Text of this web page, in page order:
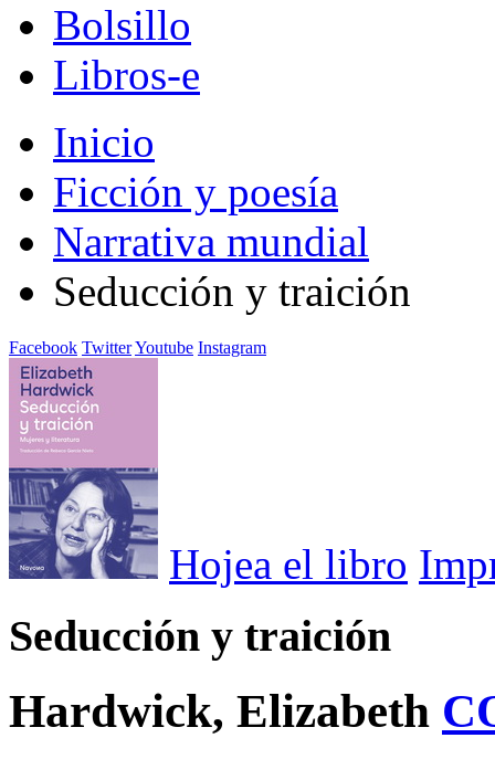
Bolsillo
Libros-e
Inicio
Ficción y poesía
Narrativa mundial
Seducción y traición
Facebook TwitterYoutube Instagram
Hojea el libro
Seducción y traición
Hardwick, Elizabeth